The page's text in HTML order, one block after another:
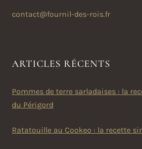
contact@fournil-des-rois.fr
ARTICLES RÉCENTS
Pommes de terre sarladaises : la
du Périgord
Ratatouille au Cookeo : la recette